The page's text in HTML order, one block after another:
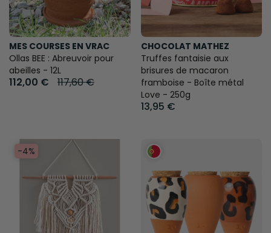
MES COURSES EN VRAC
Ollas BEE : Abreuvoir pour
abeilles - 12L
112,00 € 117,60 €
CHOCOLAT MATHEZ
Truffes fantaisie aux
brisures de macaron
framboise - Boîte métal
Love - 250g
13,95 €
-4%